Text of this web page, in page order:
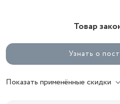
Товар
Узнать о
Показать применённые скидки